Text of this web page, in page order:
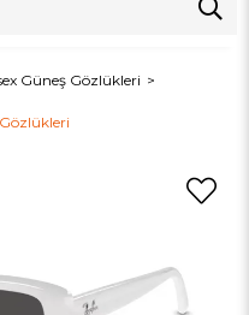
Güneş Gözlükleri